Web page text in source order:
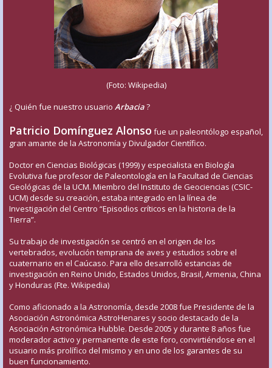
(Foto: Wikipedia)
¿ Quién fue nuestro usuario Arbacia?
Patricio Domínguez Alonso fue un paleontólogo español,
gran amante de la Astronomía y Divulgador Científico.
Doctor en Ciencias Biológicas (1999) y especialista en Biología
Evolutiva fue profesor de Paleontología en la Facultad de Ciencias
Geológicas de la UCM. Miembro del Instituto de Geociencias (CSIC-
UCM) desde su creación, estaba integrado en la línea de
Investigación del Centro “Episodios críticos en la historia de la
Tierra”.
Su trabajo de investigación se centró en el origen de los
vertebrados, evolución temprana de aves y estudios sobre el
cuaternario en el Caúcaso. Para ello desarrolló estancias de
investigación en Reino Unido, Estados Unidos, Brasil, Armenia, China
y Honduras (Fte. Wikipedia)
Como aficionado a la Astronomía, desde 2008 fue Presidente de la
Asociación Astronómica AstroHenares y socio destacado de la
Asociación Astronómica Hubble. Desde 2005 y durante 8 años fue
moderador activo y permanente de este foro, convirtiéndose en el
usuario más prolífico del mismo y en uno de los garantes de su
buen funcionamiento.